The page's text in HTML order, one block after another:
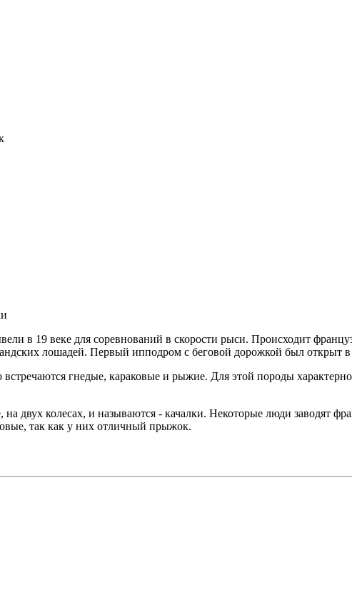
в 19 веке для соревнований в скорости рыси. Происходит
лошадей. Первый ипподром с беговой дорожкой был открыт в
гнедые, караковые и рыжие. Для этой породы
двух колесах, и называются - качалки. Некоторые люди заводят
так как у них отличный прыжок.